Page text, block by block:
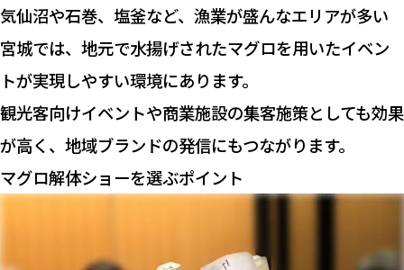
気仙沼や石巻、塩釜など、漁業が盛んなエリアが多い
宮城では、地元で水揚げされたマグロを用いたイベン
トが実現しやすい環境にあります。
観光客向けイベントや商業施設の集客施策としても効果
が高く、地域ブランドの発信にもつながります。
マグロ解体ショーを選ぶポイント